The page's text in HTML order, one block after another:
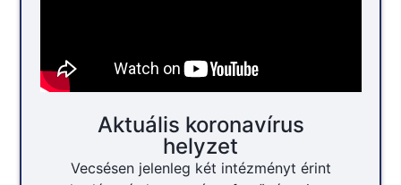
Aktuális koronavírus
helyzet
Vecsésen jelenleg két intézményt érint